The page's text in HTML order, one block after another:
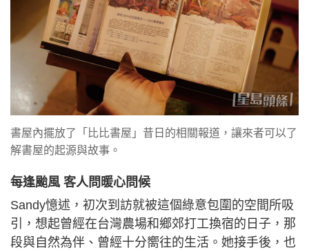
書屋內擺放了「比比書屋」昔日的相關報道，讓來者可以了
解書屋的起源與故事。
每逢颱風 客人問暖心問候
Sandy憶述，初次到訪就被這個綠意包圍的空間所吸
引，想起曾經在台灣農場和鄉郊打工換宿的日子，那
段與自然為伴、曾經十分嚮往的生活。她接手後，也